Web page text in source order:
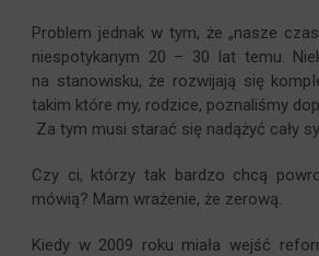
Problem jednak w tym, że „nasze
niespotykanym 20 – 30 lat temu.
na stanowisku, że rozwijają się
takim które my, rodzice, poznaliśmy
Za tym musi starać się nadążyć cały
Czy ci, którzy tak bardzo chcą
mówią? Mam wrażenie, że zerową.
Kiedy w 2009 roku miała wejść